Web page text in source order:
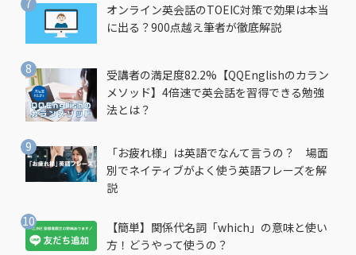
オンライン英会話のTOEIC対策で効果は本当
に出る？900点越え筆者が徹底解説
受講者の満足度82.2%【QQEnglishのカラン
メソッド】4倍速で英会話を習得できる勉強
法とは？
「お疲れ様」は英語でなんて言うの？ 場面
別でネイティブがよく使う英語フレーズを解
説
【簡単】関係代名詞「which」の意味と使い
方！どうやって使うの？